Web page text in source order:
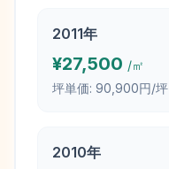
2011年
¥27,500 /㎡
坪単価: 90,900円/坪
2010年